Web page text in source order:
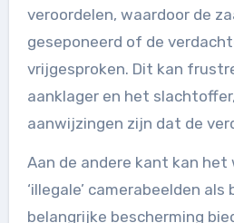
veroordelen, waardoor de
geseponeerd of de
vrijgesproken. Dit kan
aanklager en het
aanwijzingen zijn dat de
Aan de andere kant kan het
‘illegale’ camerabeelden
belangrijke bescherming